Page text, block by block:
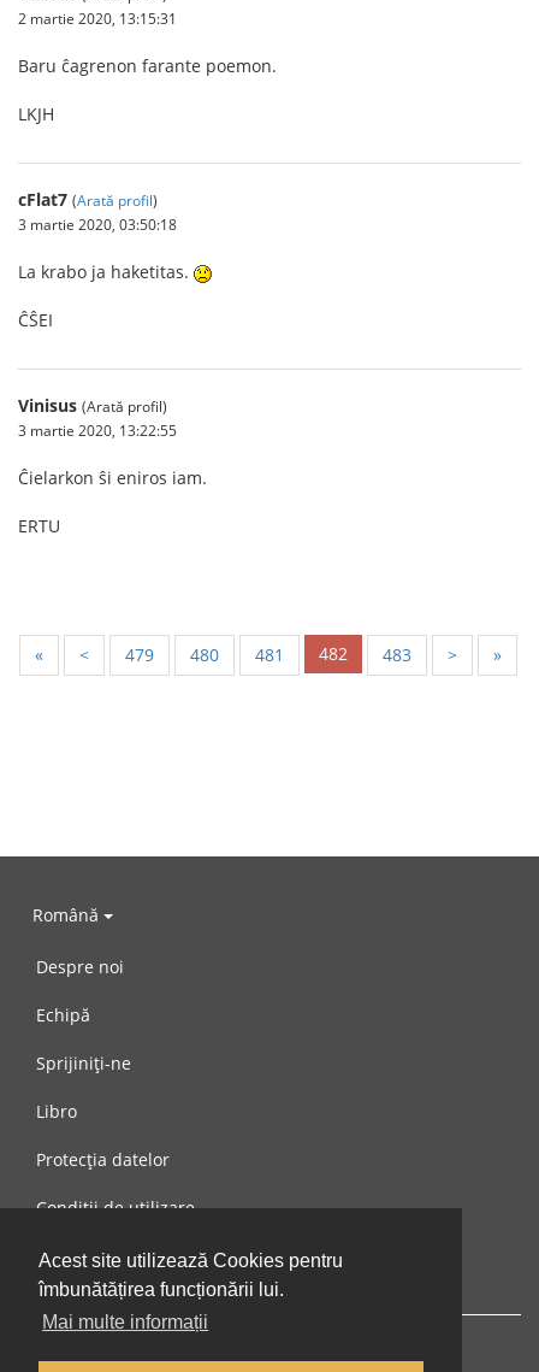
Acest site utilizează Cookies pentru
îmbunătățirea funcționării lui.
Mai multe informații
2 martie 2020, 13:15:31
Baru ĉagrenon farante poemon.
LKJH
cFlat7 (Arată profil)
3 martie 2020, 03:50:18
La krabo ja haketitas.
ĈŜEI
Vinisus (Arată profil)
3 martie 2020, 13:22:55
Ĉielarkon ŝi eniros iam.
ERTU
« < 479 480 481 482 483 > »
Română
Despre noi
Echipă
Sprijiniți-ne
Libro
Protecția datelor
Condiții de utilizare
Mesaj către noi